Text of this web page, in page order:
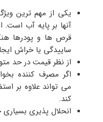
یکی از مهم ترین
آنها بر پایه آب
قرص ها و پودرها
ساییدگی یا خراش
از نظر قیمت در حد
اگر مصرف کننده
می تواند علاوه بر
کند.
انحلال پذیری